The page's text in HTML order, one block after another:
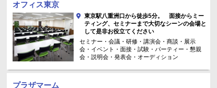
オフィス東京
東京駅八重洲口から徒歩5分。 面接からミー
ティング、セミナーまで大切なシーンの会場と
して是非お役立てください
セミナー・会議・研修・講演会・商談・展示
会・イベント・面接・試験・パーティー・懇親
会・説明会・発表会・オーディション
プラザマーム